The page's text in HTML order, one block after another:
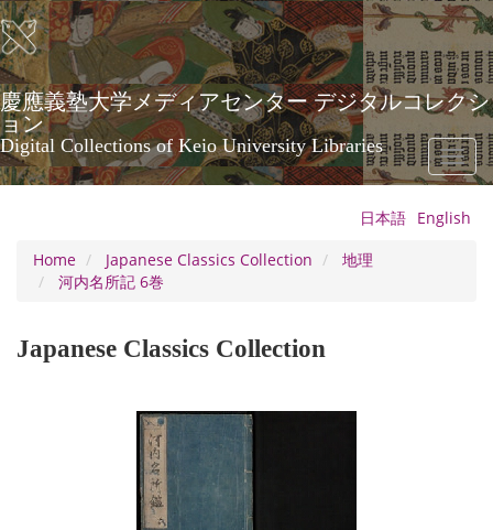
Skip
to
main
content
慶應義塾大学メディアセンター デジタルコレクシ
ョン
Digital Collections of Keio University Libraries
Toggle
日本語 English
Home
Japanese Classics Collection
地理
河内名所記 6巻
Japanese Classics Collection